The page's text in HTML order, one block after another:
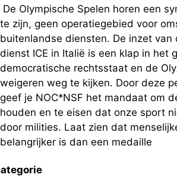
De Olympische Spelen horen een
te zijn, geen operatiegebied voor
buitenlandse diensten. De inzet van
dienst ICE in Italië is een klap in het
democratische rechtsstaat en de
weigeren weg te kijken. Door deze
geef je NOC*NSF het mandaat om
houden en te eisen dat onze sport
door milities. Laat zien dat
belangrijker is dan een medaille